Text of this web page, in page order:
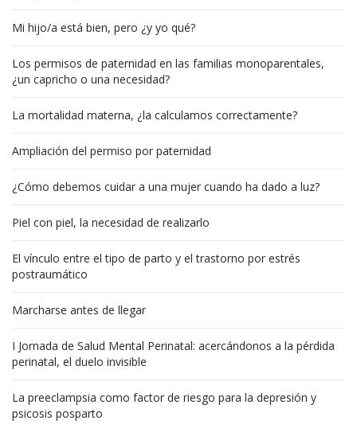
Mi hijo/a está bien, pero ¿y yo qué?
Los permisos de paternidad en las familias monoparentales,
¿un capricho o una necesidad?
La mortalidad materna, ¿la calculamos correctamente?
Ampliación del permiso por paternidad
¿Cómo debemos cuidar a una mujer cuando ha dado a luz?
Piel con piel, la necesidad de realizarlo
El vínculo entre el tipo de parto y el trastorno por estrés
postraumático
Marcharse antes de llegar
I Jornada de Salud Mental Perinatal: acercándonos a la pérdida
perinatal, el duelo invisible
La preeclampsia como factor de riesgo para la depresión y
psicosis posparto